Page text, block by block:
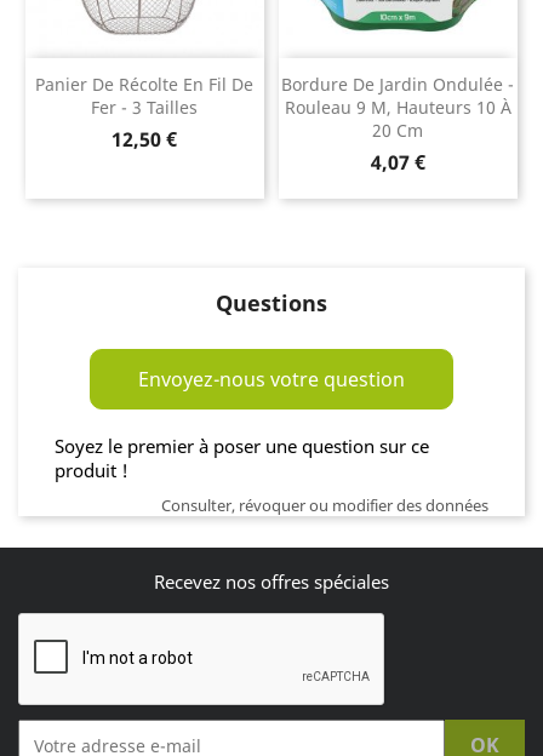
Panier De Récolte En Fil De
Fer - 3 Tailles
Prix
12,50 €
Bordure De Jardin Ondulée -
Rouleau 9 M, Hauteurs 10 À
20 Cm
Prix
4,07 €
Questions
Envoyez-nous votre question
Soyez le premier à poser une question sur ce
produit !
Consulter, révoquer ou modifier des données
Recevez nos offres spéciales